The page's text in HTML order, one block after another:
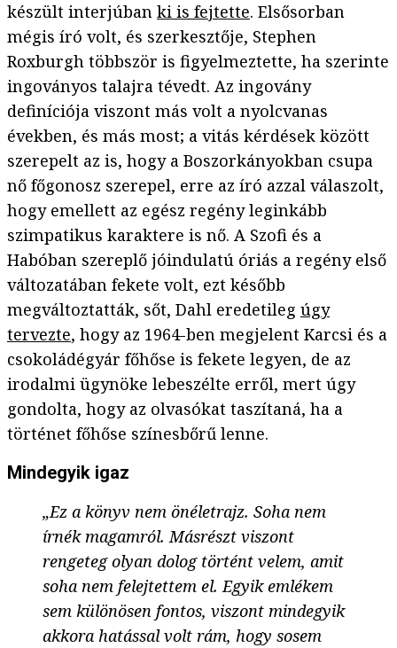
készült interjúban ki is fejtette. Elsősorban
mégis író volt, és szerkesztője, Stephen
Roxburgh többször is figyelmeztette, ha szerinte
ingoványos talajra tévedt. Az ingovány
definíciója viszont más volt a nyolcvanas
években, és más most; a vitás kérdések között
szerepelt az is, hogy a Boszorkányokban csupa
nő főgonosz szerepel, erre az író azzal válaszolt,
hogy emellett az egész regény leginkább
szimpatikus karaktere is nő. A Szofi és a
Habóban szereplő jóindulatú óriás a regény első
változatában fekete volt, ezt később
megváltoztatták, sőt, Dahl eredetileg úgy
tervezte, hogy az 1964-ben megjelent Karcsi és a
csokoládégyár főhőse is fekete legyen, de az
irodalmi ügynöke lebeszélte erről, mert úgy
gondolta, hogy az olvasókat taszítaná, ha a
történet főhőse színesbőrű lenne.
Mindegyik igaz
„Ez a könyv nem önéletrajz. Soha nem
írnék magamról. Másrészt viszont
rengeteg olyan dolog történt velem, amit
soha nem felejtettem el. Egyik emlékem
sem különösen fontos, viszont mindegyik
akkora hatással volt rám, hogy sosem